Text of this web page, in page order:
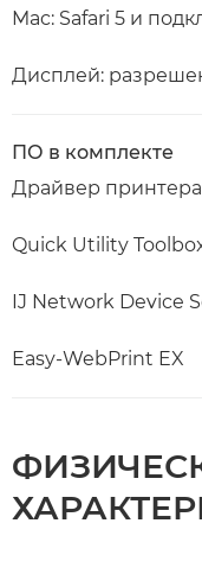
Mac: Safari 5 и
Дисплей:
ПО в комплекте
Драйвер
Quick Utility
IJ Network Device
Easy-WebPrint EX